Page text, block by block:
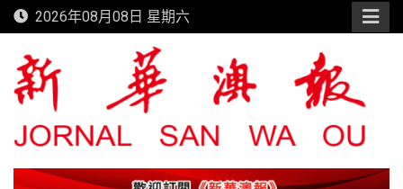
Skip
to
content
2026年08月08日 星期六
新華澳報